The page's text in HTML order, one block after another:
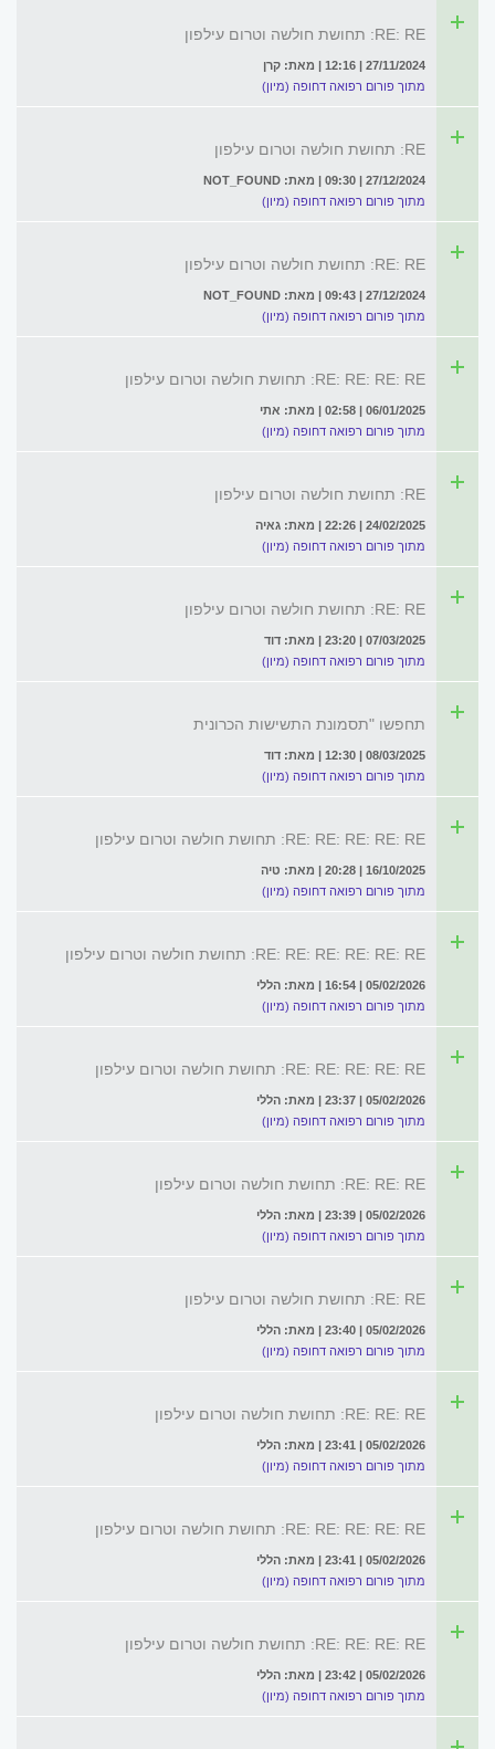
RE: RE: תחושת חולשה וטרום עילפון
27/11/2024 | 12:16 | מאת: קרן
מתוך פורום רפואה דחופה (מיון)
RE: תחושת חולשה וטרום עילפון
27/12/2024 | 09:30 | מאת: NOT_FOUND
מתוך פורום רפואה דחופה (מיון)
RE: RE: תחושת חולשה וטרום עילפון
27/12/2024 | 09:43 | מאת: NOT_FOUND
מתוך פורום רפואה דחופה (מיון)
RE: RE: RE: RE: תחושת חולשה וטרום עילפון
06/01/2025 | 02:58 | מאת: אתי
מתוך פורום רפואה דחופה (מיון)
RE: תחושת חולשה וטרום עילפון
24/02/2025 | 22:26 | מאת: גאיה
מתוך פורום רפואה דחופה (מיון)
RE: RE: תחושת חולשה וטרום עילפון
07/03/2025 | 23:20 | מאת: דוד
מתוך פורום רפואה דחופה (מיון)
תחפשו "תסמונת התשישות הכרונית
08/03/2025 | 12:30 | מאת: דוד
מתוך פורום רפואה דחופה (מיון)
RE: RE: RE: RE: RE: תחושת חולשה וטרום עילפון
16/10/2025 | 20:28 | מאת: טיה
מתוך פורום רפואה דחופה (מיון)
RE: RE: RE: RE: RE: RE: תחושת חולשה וטרום עילפון
05/02/2026 | 16:54 | מאת: הללי
מתוך פורום רפואה דחופה (מיון)
RE: RE: RE: RE: RE: תחושת חולשה וטרום עילפון
05/02/2026 | 23:37 | מאת: הללי
מתוך פורום רפואה דחופה (מיון)
RE: RE: RE: תחושת חולשה וטרום עילפון
05/02/2026 | 23:39 | מאת: הללי
מתוך פורום רפואה דחופה (מיון)
RE: RE: תחושת חולשה וטרום עילפון
05/02/2026 | 23:40 | מאת: הללי
מתוך פורום רפואה דחופה (מיון)
RE: RE: RE: תחושת חולשה וטרום עילפון
05/02/2026 | 23:41 | מאת: הללי
מתוך פורום רפואה דחופה (מיון)
RE: RE: RE: RE: RE: תחושת חולשה וטרום עילפון
05/02/2026 | 23:41 | מאת: הללי
מתוך פורום רפואה דחופה (מיון)
RE: RE: RE: RE: תחושת חולשה וטרום עילפון
05/02/2026 | 23:42 | מאת: הללי
מתוך פורום רפואה דחופה (מיון)